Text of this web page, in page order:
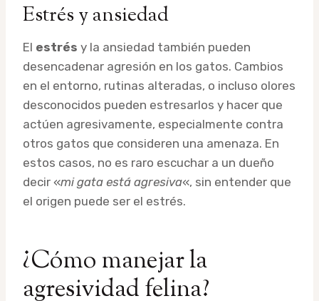
Estrés y ansiedad
El estrés y la ansiedad también pueden
desencadenar agresión en los gatos. Cambios
en el entorno, rutinas alteradas, o incluso olores
desconocidos pueden estresarlos y hacer que
actúen agresivamente, especialmente contra
otros gatos que consideren una amenaza. En
estos casos, no es raro escuchar a un dueño
decir «mi gata está agresiva«, sin entender que
el origen puede ser el estrés.
¿Cómo manejar la
agresividad felina?